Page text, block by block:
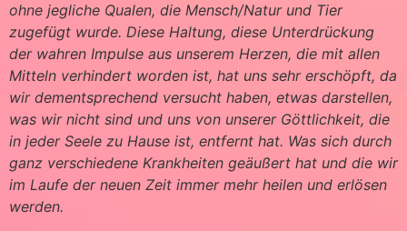
ohne jegliche Qualen, die Mensch/Natur und Tier
zugefügt wurde. Diese Haltung, diese Unterdrückung
der wahren Impulse aus unserem Herzen, die mit allen
Mitteln verhindert worden ist, hat uns sehr erschöpft, da
wir dementsprechend versucht haben, etwas darstellen,
was wir nicht sind und uns von unserer Göttlichkeit, die
in jeder Seele zu Hause ist, entfernt hat. Was sich durch
ganz verschiedene Krankheiten geäußert hat und die wir
im Laufe der neuen Zeit immer mehr heilen und erlösen
werden.